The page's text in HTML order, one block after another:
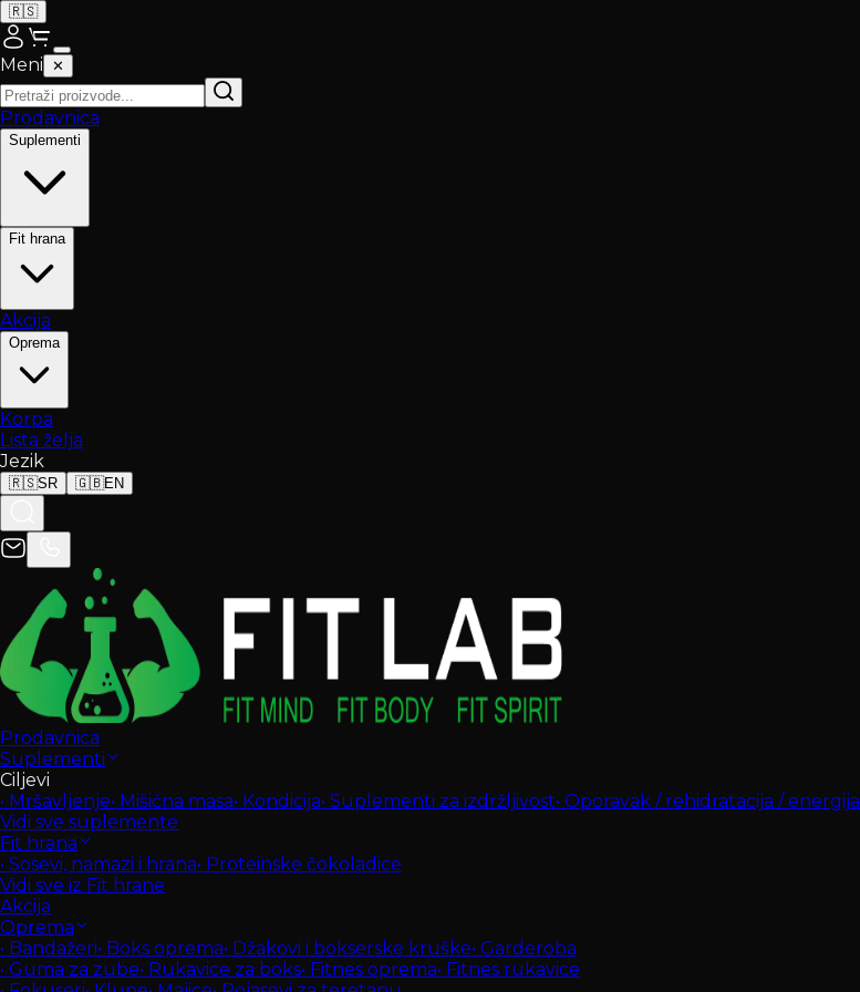
🇷🇸
Meni ✕
Prodavnica
Suplementi
Fit hrana
Akcija
Oprema
Korpa
Lista želja
Jezik
🇷🇸SR 🇬🇧EN
Prodavnica
Suplementi
Ciljevi
• Mršavljenje• Mišićna masa• Kondicija• Suplementi za izdržljivost• Oporavak / rehidratacija / energija
Vidi sve suplemente
Fit hrana
• Sosevi, namazi i hrana• Proteinske čokoladice
Vidi sve iz Fit hrane
Akcija
Oprema
• Bandažeri• Boks oprema• Džakovi i bokserske kruške• Garderoba
• Guma za zube• Rukavice za boks• Fitnes oprema• Fitnes rukavice